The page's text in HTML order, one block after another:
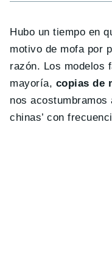
Hubo un tiempo en
motivo de mofa por
razón. Los modelos
mayoría, copias de
nos acostumbramos
chinas’ con